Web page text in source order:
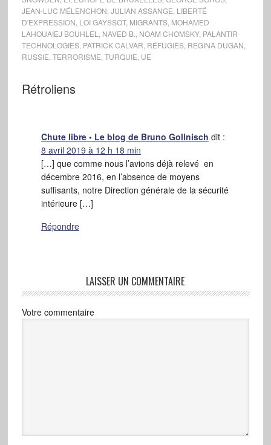
JEAN-LUC MÉLENCHON JULIAN ASSANGE LIBERTÉ
D'EXPRESSION LOI GAYSSOT, MIGRANTS, MOHAMED
LAHOUAIEJ BOUHLEL
NAVED B. NOAM CHOMSKY, PALANTIR
TECHNOLOGIES, PATRICK CALVAR RÉFUGIÉS, REGINA DUGAN
RUSSIE TERRORISME TURQUIE UE
Rétroliens
Chute libre • Le blog de Bruno Gollnisch dit :
8 avril 2019 à 12 h 18 min
[…] que comme nous l’avions déjà relevé en
décembre 2016, en l’absence de moyens
suffisants, notre Direction générale de la sécurité
intérieure […]
Répondre
LAISSER UN COMMENTAIRE
Votre commentaire